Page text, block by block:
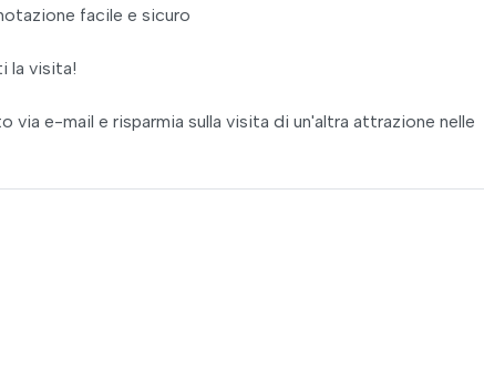
facile e sicuro
la visita!
e-mail e risparmia sulla visita di un'altra attrazione nelle